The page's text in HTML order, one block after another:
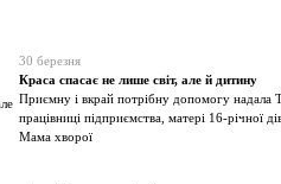
30 березня
Краса спасає не лише світ, але й дитину
Приємну і вкрай потрібну допомогу надала
працівниці підприємства, матері 16-річної
Мама хворої